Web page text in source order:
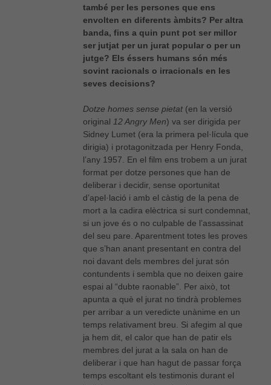
també per les persones que ens
envolten en diferents àmbits? Per altra
banda, fins a quin punt pot ser millor
ser jutjat per un jurat popular o per un
jutge? Els éssers humans són més
sovint racionals o irracionals en les
seves decisions?
Dotze homes sense pietat (en la versió
original 12 Angry Men) va ser dirigida per
Sidney Lumet (era la primera pel·lícula que
dirigia) i protagonitzada per Henry Fonda,
l’any 1957. En el film ens trobem a un jurat
format per dotze persones que han de
deliberar i decidir, sense oportunitat
d’apel·lació i amb el càstig de la pena de
mort a la cadira elèctrica si surt condemnat,
si un jove és o no culpable de l’assassinat
del seu pare. Aparentment totes les proves
que s’han anant presentant en contra del
noi davant dels membres del jurat són
contundents i sembla que no deixen gaire
espai al “dubte raonable”. Per això, tot
apunta a què el jurat no tindrà problemes
per arribar a un veredicte unànime en un
temps relativament breu. Si afegim al que
ja hem dit, el calor que han de patir els
membres del jurat a la sala on han de
deliberar i que han hagut de passar força
temps escoltant els testimonis durant el